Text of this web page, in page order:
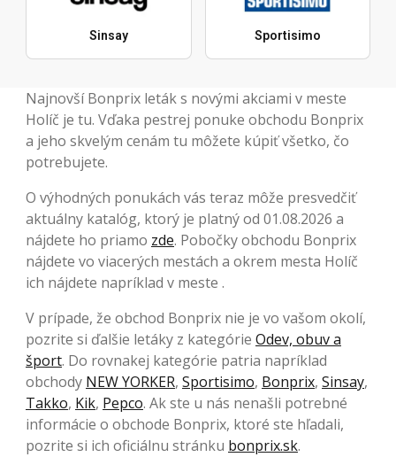
Sinsay Sportisimo
Najnovší Bonprix leták s novými akciami v meste
Holíč je tu. Vďaka pestrej ponuke obchodu Bonprix
a jeho skvelým cenám tu môžete kúpiť všetko, čo
potrebujete.
O výhodných ponukách vás teraz môže presvedčiť
aktuálny katalóg, ktorý je platný od 01.08.2026 a
nájdete ho priamo zde. Pobočky obchodu Bonprix
nájdete vo viacerých mestách a okrem mesta Holíč
ich nájdete napríklad v meste .
V prípade, že obchod Bonprix nie je vo vašom okolí,
pozrite si ďalšie letáky z kategórie Odev, obuv a
šport. Do rovnakej kategórie patria napríklad
obchody NEW YORKER, Sportisimo, Bonprix, Sinsay,
Takko, Kik, Pepco. Ak ste u nás nenašli potrebné
informácie o obchode Bonprix, ktoré ste hľadali,
pozrite si ich oficiálnu stránku bonprix.sk.